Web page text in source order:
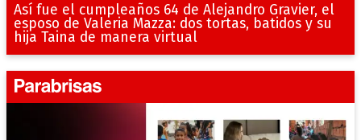
Así fue el cumpleaños 64 de Alejandro Gravier, el
esposo de Valeria Mazza: dos tortas, batidos y su
hija Taina de manera virtual